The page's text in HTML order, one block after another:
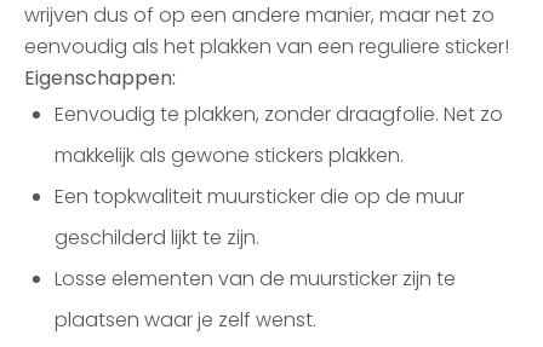
wrijven dus of op een andere manier, maar net zo
eenvoudig als het plakken van een reguliere sticker!
Eigenschappen:
Eenvoudig te plakken, zonder draagfolie. Net zo
makkelijk als gewone stickers plakken.
Een topkwaliteit muursticker die op de muur
geschilderd lijkt te zijn.
Losse elementen van de muursticker zijn te
plaatsen waar je zelf wenst.